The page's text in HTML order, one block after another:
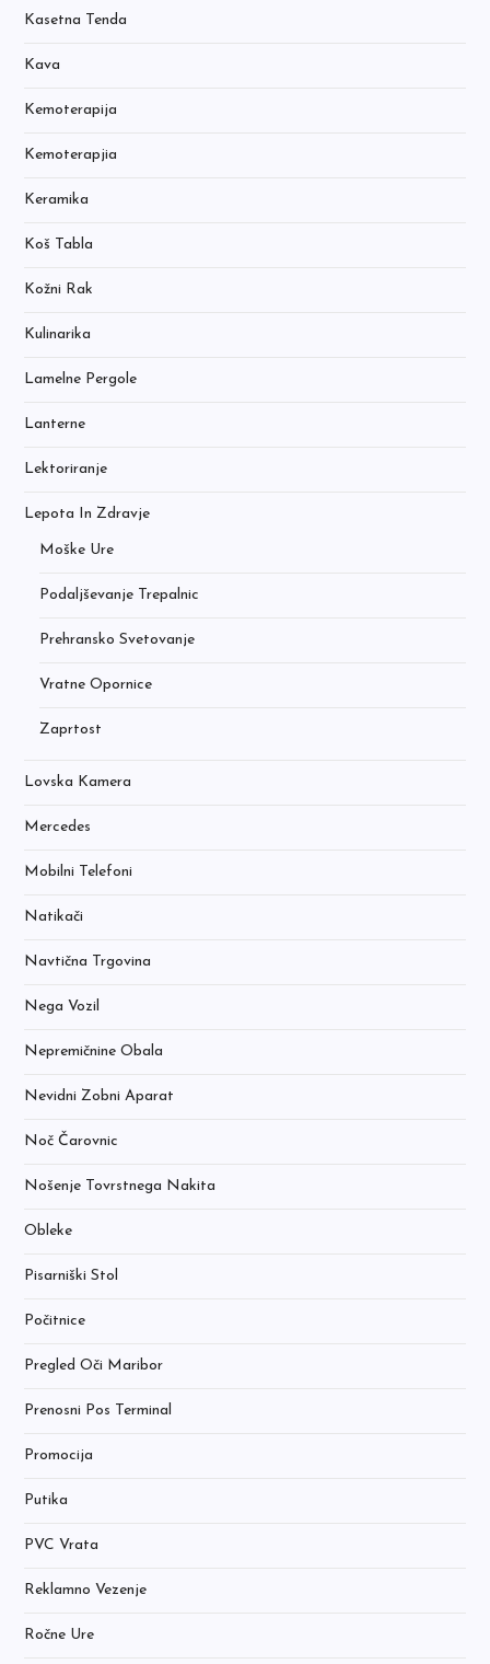
Kasetna Tenda
Kava
Kemoterapija
Kemoterapjia
Keramika
Koš Tabla
Kožni Rak
Kulinarika
Lamelne Pergole
Lanterne
Lektoriranje
Lepota In Zdravje
Moške Ure
Podaljševanje Trepalnic
Prehransko Svetovanje
Vratne Opornice
Zaprtost
Lovska Kamera
Mercedes
Mobilni Telefoni
Natikači
Navtična Trgovina
Nega Vozil
Nepremičnine Obala
Nevidni Zobni Aparat
Noč Čarovnic
Nošenje Tovrstnega Nakita
Obleke
Pisarniški Stol
Počitnice
Pregled Oči Maribor
Prenosni Pos Terminal
Promocija
Putika
PVC Vrata
Reklamno Vezenje
Ročne Ure